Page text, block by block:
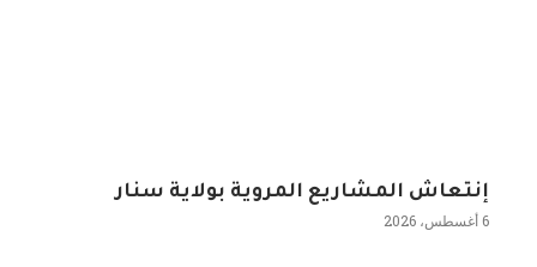
إنتعاش المشاريع المروية بولاية سنار
6 أغسطس، 2026